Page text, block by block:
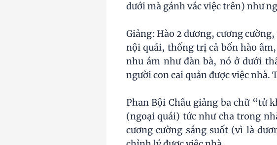
dưới mà gánh vác việc trên) như
Giảng: Hào 2 dương, cương
nội quái, thống trị cả bốn hào
nhu ám như đàn bà, nó ở dưới
người con cai quản được việc nhà.
Phan Bội Châu giảng ba chữ “tử
(ngoại quái) tức như cha trong
cương cường sáng suốt (vì là